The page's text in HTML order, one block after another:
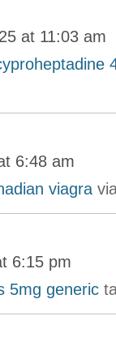
at 11:03 am
6:48 am
viagra
6:15 pm
5mg generic